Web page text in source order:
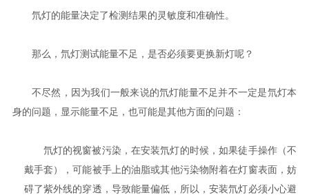
氘灯的能量决定了检测结果的灵敏度和准确性。
那么，氘灯测试能量不足，是否必须要更换新灯呢？
不尽然，因为我们一般来说的氘灯能量不足并不一定是氘灯本
身的问题，显示能量不足，也可能是其他方面的问题：
氘灯的视窗被污染，在安装氘灯的时候，如果徒手操作（不
戴手套），可能被手上的油脂或其他污染物附着在灯窗表面，妨
碍了紫外线的穿透，导致能量偏低，所以，安装氘灯必须小心避